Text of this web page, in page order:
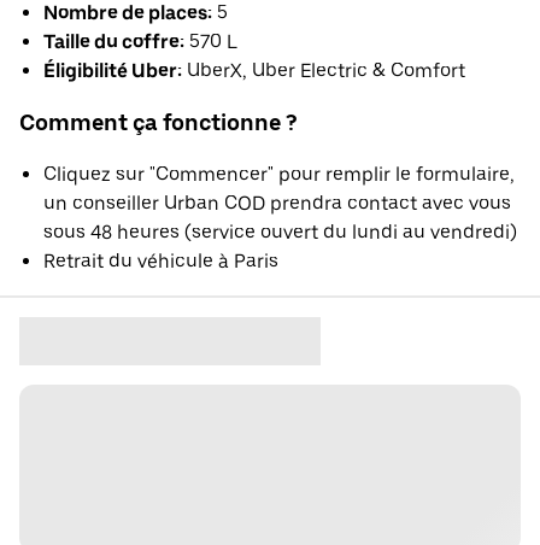
Nombre de places: 5
Taille du coffre: 570 L
Éligibilité Uber: UberX, Uber Electric & Comfort
Comment ça fonctionne ?
Cliquez sur "Commencer" pour remplir le formulaire,
un conseiller Urban COD prendra contact avec vous
sous 48 heures (service ouvert du lundi au vendredi)
Retrait du véhicule à Paris